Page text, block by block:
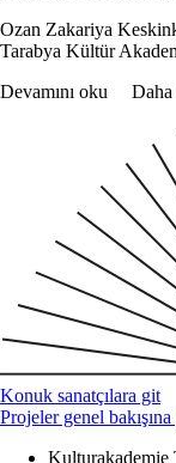
Ozan Zakariya
Tarabya Kültür
Devamını oku
Daha
Konuk sanatçılara git
Projeler genel
Kulturakademie